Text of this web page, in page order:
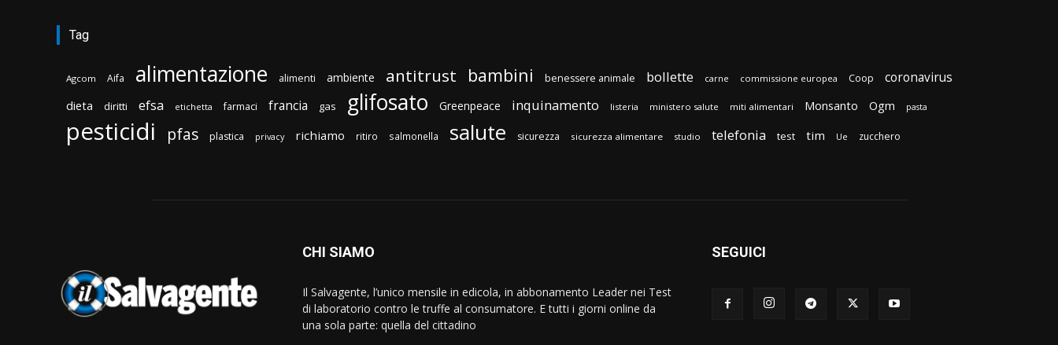
Tag
Agcom Aifa alimentazione alimenti ambiente antitrust bambini benessere animale bollette carne commissione europea Coop coronavirus
dieta diritti efsa etichetta farmaci francia gas glifosato Greenpeace inquinamento listeria ministero salute miti alimentari Monsanto Ogm pasta
pesticidi pfas plastica privacy richiamo ritiro salmonella salute sicurezza sicurezza alimentare studio telefonia test tim Ue zucchero
CHI SIAMO
Il Salvagente, l’unico mensile in edicola, in abbonamento Leader nei Test
di laboratorio contro le truffe al consumatore. E tutti i giorni online da
una sola parte: quella del cittadino
SEGUICI